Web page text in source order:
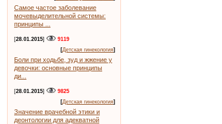
Самое частое заболевание
мочевыделительной системы:
принципы ...
[28.01.2015]
9119
[Детская гинекология]
Боли при ходьбе, зуд и жжение у
девочки: основные принципы
ди...
[28.01.2015]
9825
[Детская гинекология]
Значение врачебной этики и
деонтологии для адекватной